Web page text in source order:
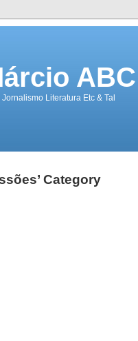
ABC
Jornalismo Literatura Etc & Tal
Category